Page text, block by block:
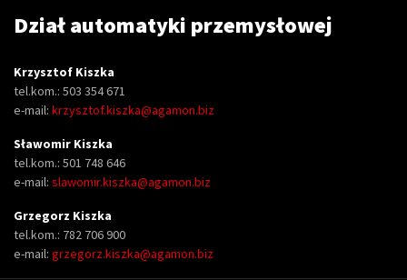
Dział automatyki przemysłowej
Krzysztof Kiszka
tel.kom.: 503 354 671
e-mail: krzysztof.kiszka@agamon.biz
Sławomir Kiszka
tel.kom.: 501 748 646
e-mail: slawomir.kiszka@agamon.biz
Grzegorz Kiszka
tel.kom.: 782 706 900
e-mail: grzegorz.kiszka@agamon.biz